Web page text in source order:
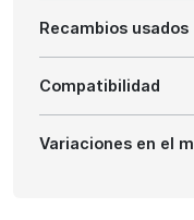
Recambios usados
Compatibilidad
Variaciones en el